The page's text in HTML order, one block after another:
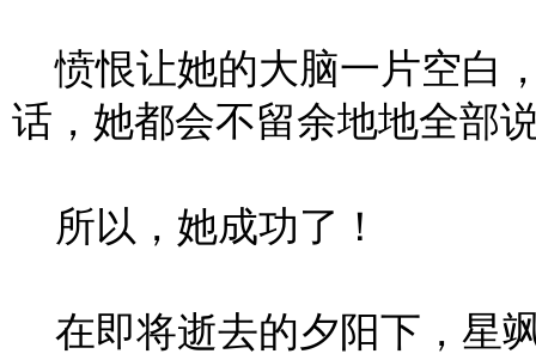
愤恨让她的大脑一片空白
话，她都会不留余地地全部
所以，她成功了！
在即将逝去的夕阳下，星